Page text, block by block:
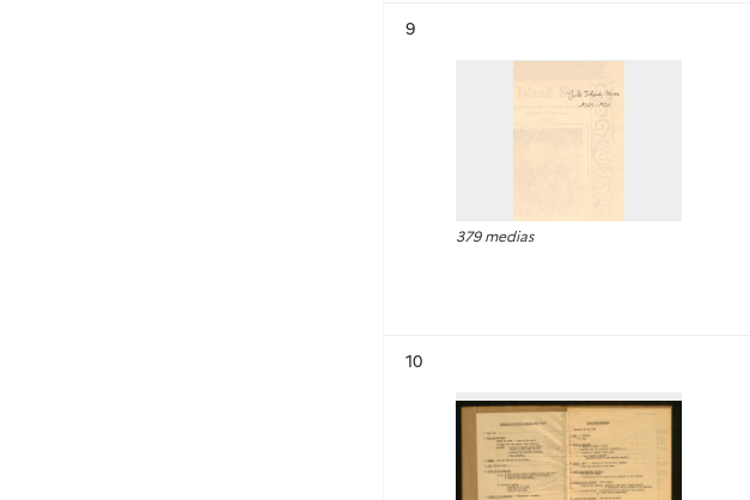
9
379 medias
10